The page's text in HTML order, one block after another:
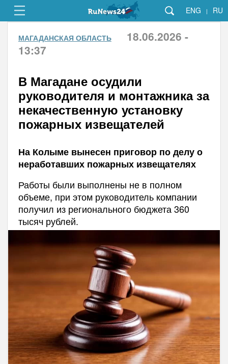
ENG | RU
МАГАДАНСКАЯ ОБЛАСТЬ
18.06.2026 -
13:37
В Магадане осудили
руководителя и монтажника за
некачественную установку
пожарных извещателей
На Колыме вынесен приговор по делу о
неработавших пожарных извещателях
Работы были выполнены не в полном
объеме, при этом руководитель компании
получил из регионального бюджета 360
тысяч рублей.